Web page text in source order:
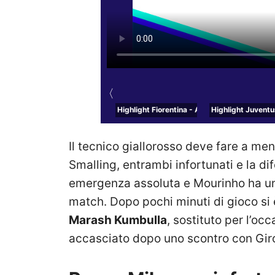
〈
Highlight Fiorentina - Atalanta del 3 aprile
Highlight
Il tecnico giallorosso deve fare a
Smalling, entrambi infortunati e la
emergenza assoluta e Mourinho ha
match. Dopo pochi minuti di gioco
Marash Kumbulla, sostituto per
accasciato dopo uno scontro con